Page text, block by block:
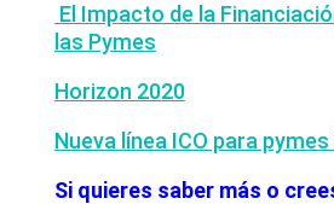
El Impacto de la
las Pymes
Horizon 2020
Nueva línea ICO para
Si quieres saber más o